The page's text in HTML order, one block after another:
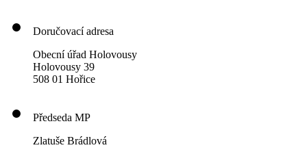
Doručovací adresa
Obecní úřad Holovousy
Holovousy 39
508 01 Hořice
Předseda MP
Zlatuše Brádlová